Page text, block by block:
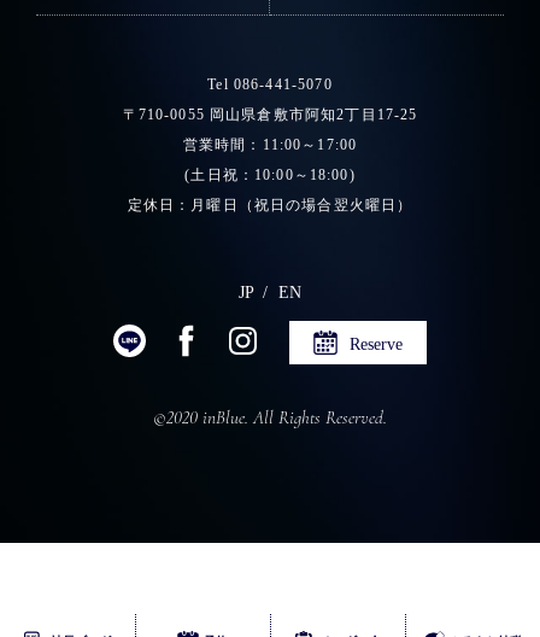
Tel 086-441-5070
〒710-0055 岡山県倉敷市阿知2丁目17-25
営業時間：11:00～17:00
(土日祝：10:00～18:00)
定休日：月曜日（祝日の場合翌火曜日）
JP EN
Reserve
©2020 inBlue. All Rights Reserved.